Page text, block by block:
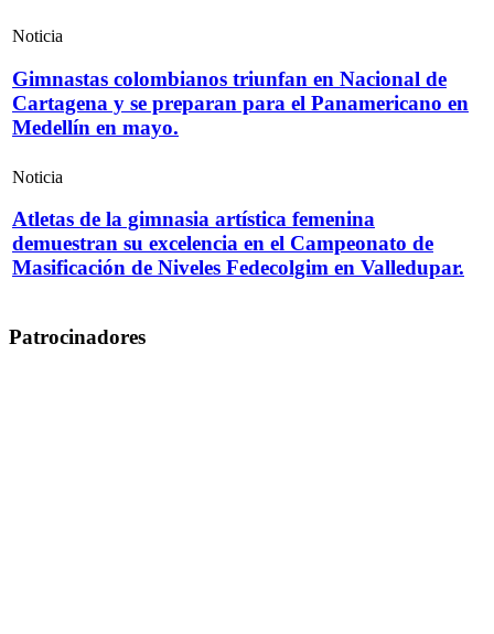
Noticia
Gimnastas colombianos triunfan en Nacional de
Cartagena y se preparan para el Panamericano en
Medellín en mayo.
Noticia
Atletas de la gimnasia artística femenina
demuestran su excelencia en el Campeonato de
Masificación de Niveles Fedecolgim en Valledupar.
Patrocinadores